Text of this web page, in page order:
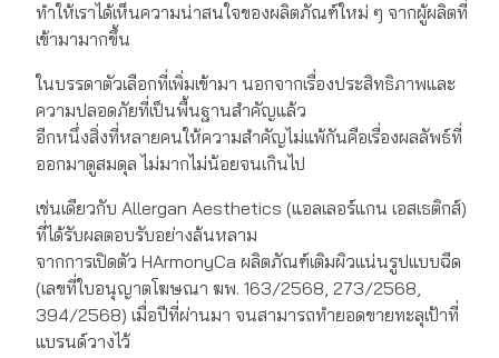
ทำให้เราได้เห็นความน่าสนใจของผลิตภัณฑ์ใหม่ ๆ จากผู้ผลิตที่
เข้ามามากขึ้น
ในบรรดาตัวเลือกที่เพิ่มเข้ามา นอกจากเรื่องประสิทธิภาพและ
ความปลอดภัยที่เป็นพื้นฐานสำคัญแล้ว
อีกหนึ่งสิ่งที่หลายคนให้ความสำคัญไม่แพ้กันคือเรื่องผลลัพธ์ที่
ออกมาดูสมดุล ไม่มากไม่น้อยจนเกินไป
เช่นเดียวกับ Allergan Aesthetics (แอลเลอร์แกน เอสเธติกส์)
ที่ได้รับผลตอบรับอย่างล้นหลาม
จากการเปิดตัว HArmonyCa ผลิตภัณฑ์เติมผิวแน่นรูปแบบฉีด
(เลขที่ใบอนุญาตโฆษณา ฆพ. 163/2568, 273/2568,
394/2568) เมื่อปีที่ผ่านมา จนสามารถทำยอดขายทะลุเป้าที่
แบรนด์วางไว้